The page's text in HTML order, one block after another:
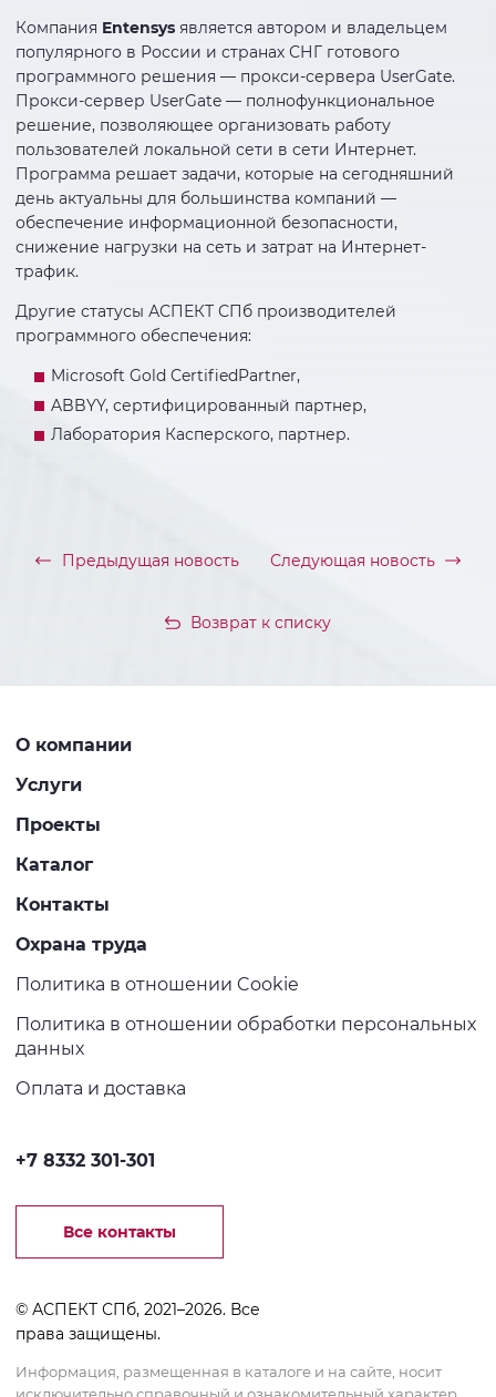
Компания Entensys является автором и владельцем
популярного в России и странах СНГ готового
программного решения — прокси-сервера UserGate.
Прокси-сервер UserGate — полнофункциональное
решение, позволяющее организовать работу
пользователей локальной сети в сети Интернет.
Программа решает задачи, которые на сегодняшний
день актуальны для большинства компаний —
обеспечение информационной безопасности,
снижение нагрузки на сеть и затрат на Интернет-
трафик.
Другие статусы АСПЕКТ СПб производителей
программного обеспечения:
Microsoft Gold CertifiedPartner,
ABBYY, сертифицированный партнер,
Лаборатория Касперского, партнер.
Предыдущая новость
Возврат к списку
Следующая новость
О компании
Услуги
Проекты
Каталог
Контакты
Охрана труда
Политика в отношении Cookie
Политика в отношении обработки персональных
данных
Оплата и доставка
+7 8332 301-301
Все контакты
© АСПЕКТ СПб, 2021–2026. Все
права защищены.
Информация, размещенная в каталоге и на сайте, носит